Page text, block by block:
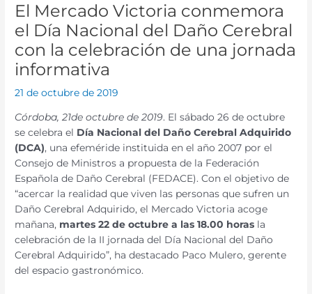
El Mercado Victoria conmemora
el Día Nacional del Daño Cerebral
con la celebración de una jornada
informativa
21 de octubre de 2019
Córdoba, 21de octubre de 2019. El sábado 26 de octubre
se celebra el Día Nacional del Daño Cerebral Adquirido
(DCA), una efeméride instituida en el año 2007 por el
Consejo de Ministros a propuesta de la Federación
Española de Daño Cerebral (FEDACE). Con el objetivo de
“acercar la realidad que viven las personas que sufren un
Daño Cerebral Adquirido, el Mercado Victoria acoge
mañana, martes 22 de octubre a las 18.00 horas la
celebración de la II jornada del Día Nacional del Daño
Cerebral Adquirido”, ha destacado Paco Mulero, gerente
del espacio gastronómico.